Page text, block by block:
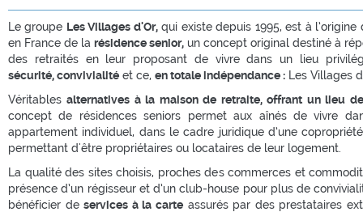
Le groupe Les Villages d'Or,qui existe depuis 1995, est à
en France de la résidence senior, un concept original destiné à
des retraités en leur proposant de vivre dans un lieu
sécurité, convivialité et ce, en totale indépendance : Les Villages
Véritablesalternatives à la maison de retraite, offrant un lieu
concept de résidences seniors permet aux aînés de vivre
appartement individuel, dans le cadre juridique d’une
permettant d'être propriétaires ou locataires de leur logement.
La qualité des sites choisis, proches des commerces et
présence d’un régisseur et d’un club-house pour plus de
bénéficier deservices à la carteassurés par des prestataires